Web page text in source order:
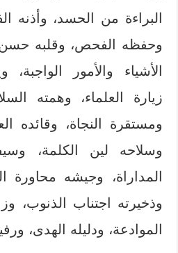
البراءة من الحسد، وأذنه
وحفظه الفحص، وقلبه حسن
الأشياء والأمور
زيارة العلماء، وهمته
ومستقرة النجاة، وقائده
وسلاحه لين الكلمة،
المداراة، وجيشه محاورة
وذخيرته اجتناب الذنوب،
الموادعة، ودليله الهدى،